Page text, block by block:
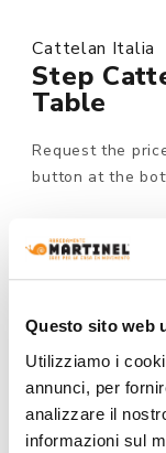
Questo sito web
Utilizziamo i
annunci, per
analizzare il
informazioni sul
Cattelan Italia
Step
Table
Request the
button at the
MODEL :
STRUCTURE